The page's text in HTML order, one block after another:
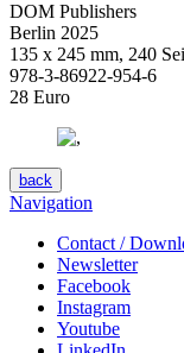
DOM Publishers
Berlin 2025
135 x 245 mm, 240
978-3-86922-954-6
28 Euro
back
Navigation
Contact /
Newsletter
Facebook
Instagram
Youtube